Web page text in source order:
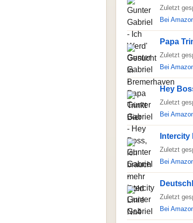
Zuletzt
Bei
Papa
Zuletzt
Bei
Hey
Zuletzt
Bei
Intercity
Zuletzt
Bei
Zuletzt
Bei